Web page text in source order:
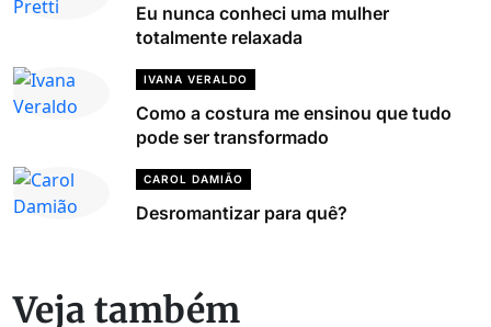
Eu nunca conheci uma mulher
totalmente relaxada
IVANA VERALDO
Como a costura me ensinou que tudo
pode ser transformado
CAROL DAMIÃO
Desromantizar para quê?
Veja também